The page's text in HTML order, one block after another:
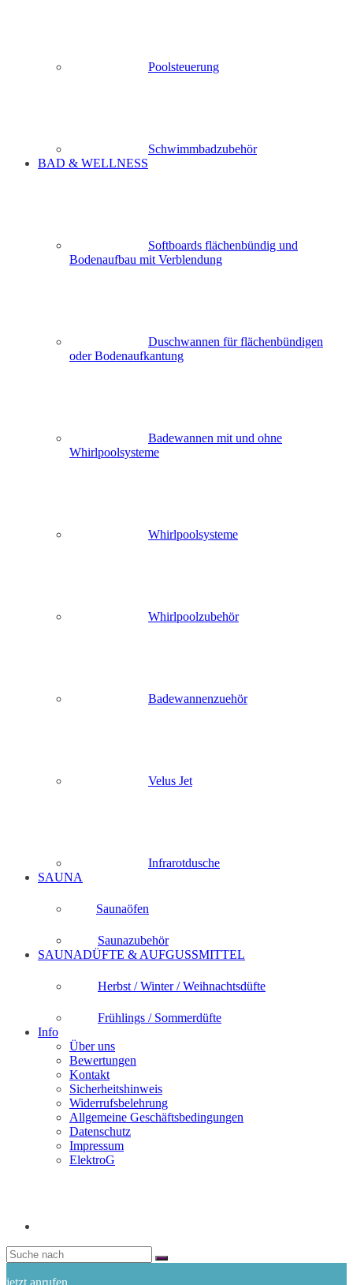
Poolsteuerung
Schwimmbadzubehör
BAD & WELLNESS
Softboards flächenbündig und
Bodenaufbau mit Verblendung
Duschwannen für flächenbündigen
oder Bodenaufkantung
Badewannen mit und ohne
Whirlpoolsysteme
Whirlpoolsysteme
Whirlpoolzubehör
Badewannenzuehör
Velus Jet
Infrarotdusche
SAUNA
Saunaöfen
Saunazubehör
SAUNADÜFTE & AUFGUSSMITTEL
Herbst / Winter / Weihnachtsdüfte
Frühlings / Sommerdüfte
Info
Über uns
Bewertungen
Kontakt
Sicherheitshinweis
Widerrufsbelehrung
Allgemeine Geschäftsbedingungen
Datenschutz
Impressum
ElektroG